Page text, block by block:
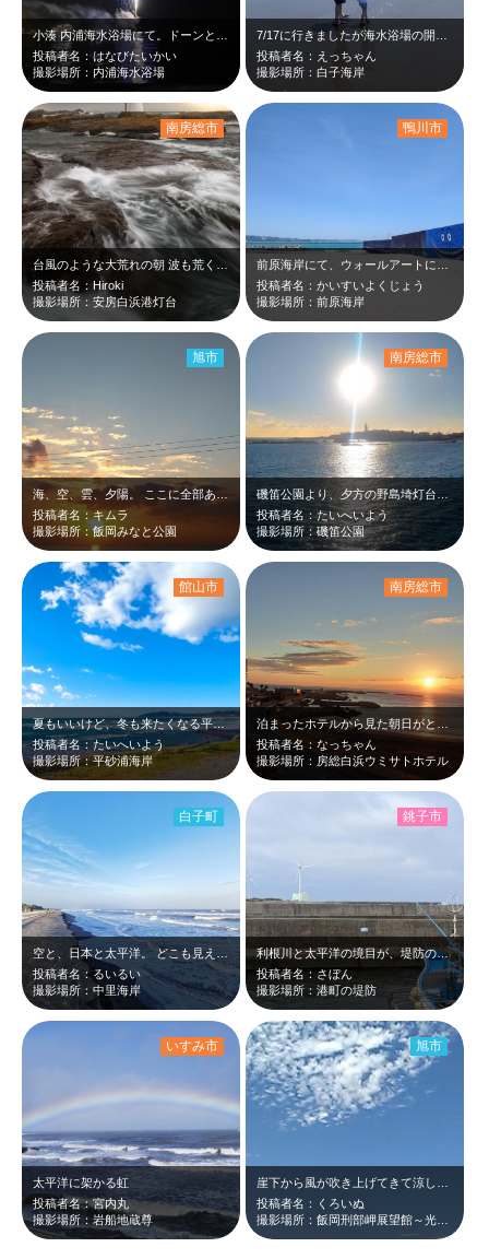
投稿者名：はなびたいかい
撮影場所：内浦海水浴場
投稿者名：えっちゃん
撮影場所：白子海岸
投稿者名：Hiroki
撮影場所：安房白浜港灯台
南房総市
投稿者名：かいすいよくじょう
撮影場所：前原海岸
鴨川市
投稿者名：キムラ
撮影場所：飯岡みなと公園
旭市
投稿者名：たいへいよう
撮影場所：磯笛公園
南房総市
夏もいいけど、冬も来たくなる平砂浦海岸♪
投稿者名：たいへいよう
撮影場所：平砂浦海岸
館山市
投稿者名：なっちゃん
撮影場所：房総白浜ウミサトホテル
南房総市
投稿者名：るいるい
撮影場所：中里海岸
白子町
利根川と太平洋の境目が、堤防の壁面に表示されています。 写真ではわかりにくい…
投稿者名：さぼん
撮影場所：港町の堤防
銚子市
太平洋に架かる虹
投稿者名：宮内丸
撮影場所：岩船地蔵尊
いすみ市
投稿者名：くろいぬ
撮影場所：飯岡刑部岬展望館～光と風～
旭市